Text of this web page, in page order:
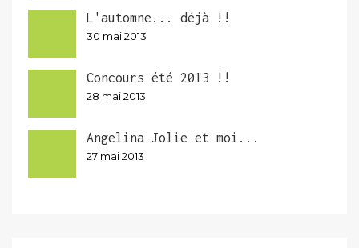
L'automne... déjà !!
30 mai 2013
Concours été 2013 !!
28 mai 2013
Angelina Jolie et moi...
27 mai 2013